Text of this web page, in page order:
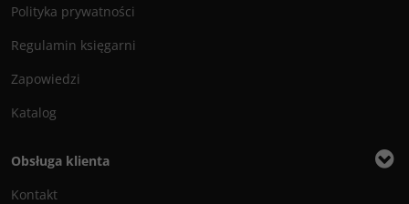
Polityka prywatności
Regulamin księgarni
Zapowiedzi
Katalog
Obsługa klienta
Kontakt